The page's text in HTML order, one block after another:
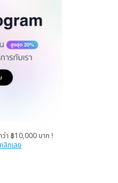
า ฿10,000 บาท !
ลิกเลย